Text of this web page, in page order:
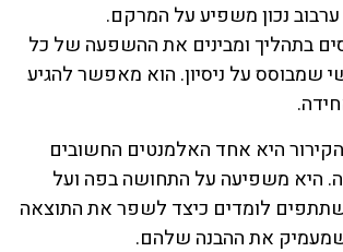
נכון משפיע על המרקם.
בתהליך ומבינים את ההשפעה של כל
שמבוסס על ניסיון. הוא מאפשר להגיע
היא אחד האלמנטים החשובים
היא משפיעה על התחושה בפה ועל
לומדים כיצד לשפר את התוצאה
את ההבנה שלהם.